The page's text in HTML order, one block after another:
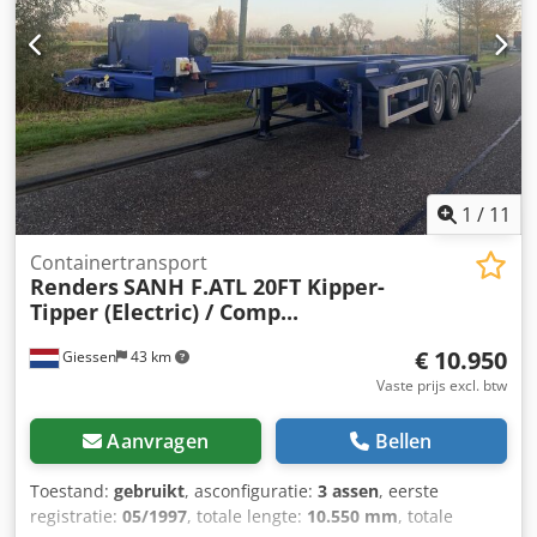
1 / 11
Giessen 43 km
Containertransport
RendersSANH F.ATL 20FT Kipper-
Tipper (Electric) / Comp...
€ 10.950
Vaste prijs excl. btw
Aanvragen Bellen
Toestand: gebruikt, asconfiguratie: 3 assen, eerste
registratie: 05/1997, totale lengte: 10.550 mm, totale